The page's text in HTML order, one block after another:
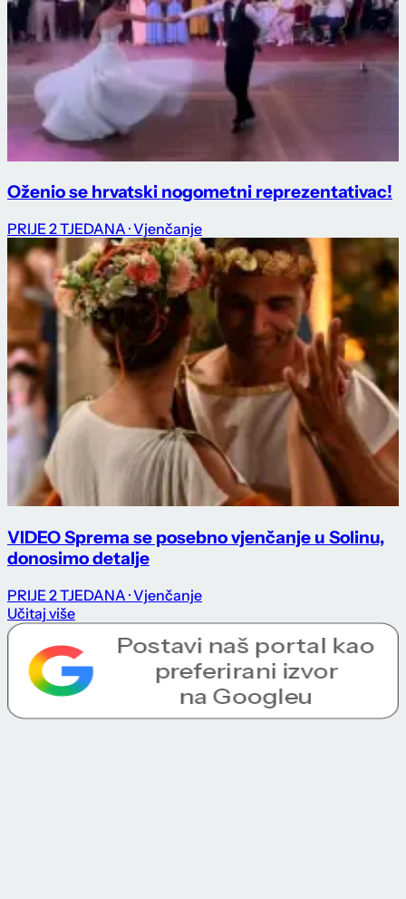
Oženio se hrvatski nogometni reprezentativac!
PRIJE 2 TJEDANA · Vjenčanje
VIDEO Sprema se posebno vjenčanje u Solinu,
donosimo detalje
PRIJE 2 TJEDANA · Vjenčanje
Učitaj više